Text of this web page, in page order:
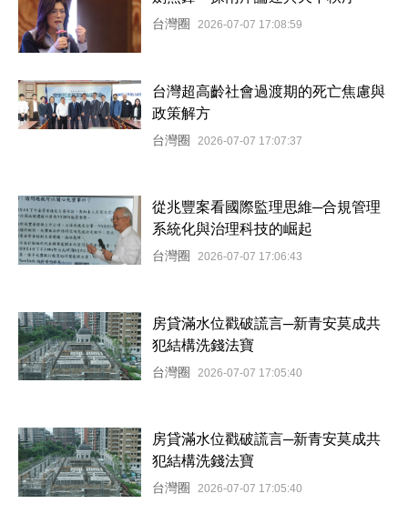
台灣圈 2026-07-07 17:08:59
台灣超高齡社會過渡期的死亡焦慮與
政策解方
台灣圈 2026-07-07 17:07:37
從兆豐案看國際監理思維─合規管理
系統化與治理科技的崛起
台灣圈 2026-07-07 17:06:43
房貸滿水位戳破謊言─新青安莫成共
犯結構洗錢法寶
台灣圈 2026-07-07 17:05:40
房貸滿水位戳破謊言─新青安莫成共
犯結構洗錢法寶
台灣圈 2026-07-07 17:05:40